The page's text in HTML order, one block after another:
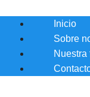
Inicio
Sobre
Nuestra